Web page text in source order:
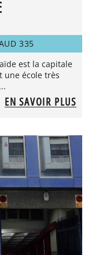
335
est la capitale
une école très
EN SAVOIR PLUS